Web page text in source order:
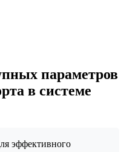
параметров
в системе
эффективного